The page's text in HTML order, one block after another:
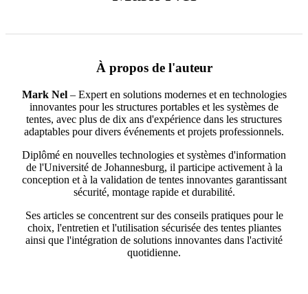
À propos de l'auteur
Mark Nel– Expert en solutions modernes et en technologies
innovantes pour les structures portables et les systèmes de
tentes, avec plus de dix ans d'expérience dans les structures
adaptables pour divers événements et projets professionnels.
Diplômé en nouvelles technologies et systèmes d'information
de l'Université de Johannesburg, il participe activement à la
conception et à la validation de tentes innovantes garantissant
sécurité, montage rapide et durabilité.
Ses articles se concentrent sur des conseils pratiques pour le
choix, l'entretien et l'utilisation sécurisée des tentes pliantes
ainsi que l'intégration de solutions innovantes dans l'activité
quotidienne.